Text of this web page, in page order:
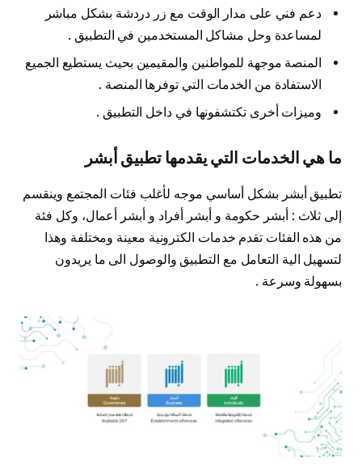
دعم فني على مدار الوقت مع زر دردشة بشكل مباشر
لمساعدة وحل مشاكل المستخدمين في التطبيق .
المنصة موجهة للمواطنين والمقيمين بحيث يستطيع الجميع
الاستفادة من الخدمات التي توفرها المنصة .
وميزات أخرى تكتشفونها في داخل التطبيق .
ما هي الخدمات التي يقدمها تطبيق أبشر
تطبيق أبشر بشكل أساسي موجه لأغلب فئات المجتمع وينقسم
إلى ثلاث : أبشر حكومة و أبشر أفراد و أبشر أعمال، وكل فئة
من هذه الفئات تقدم خدمات الكترونية معينة ومختلفة وهذا
لتسهيل الية التعامل مع التطبيق والوصول الى ما يريدون
بسهولة وسرعة .